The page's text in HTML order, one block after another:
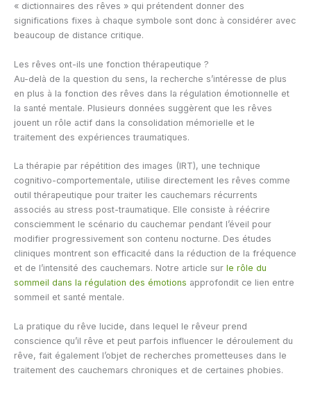
« dictionnaires des rêves » qui prétendent donner des
significations fixes à chaque symbole sont donc à considérer avec
beaucoup de distance critique.
Les rêves ont-ils une fonction thérapeutique ?
Au-delà de la question du sens, la recherche s’intéresse de plus
en plus à la fonction des rêves dans la régulation émotionnelle et
la santé mentale. Plusieurs données suggèrent que les rêves
jouent un rôle actif dans la consolidation mémorielle et le
traitement des expériences traumatiques.
La thérapie par répétition des images (IRT), une technique
cognitivo-comportementale, utilise directement les rêves comme
outil thérapeutique pour traiter les cauchemars récurrents
associés au stress post-traumatique. Elle consiste à réécrire
consciemment le scénario du cauchemar pendant l’éveil pour
modifier progressivement son contenu nocturne. Des études
cliniques montrent son efficacité dans la réduction de la fréquence
et de l’intensité des cauchemars. Notre article sur le rôle du
sommeil dans la régulation des émotions approfondit ce lien entre
sommeil et santé mentale.
La pratique du rêve lucide, dans lequel le rêveur prend
conscience qu’il rêve et peut parfois influencer le déroulement du
rêve, fait également l’objet de recherches prometteuses dans le
traitement des cauchemars chroniques et de certaines phobies.